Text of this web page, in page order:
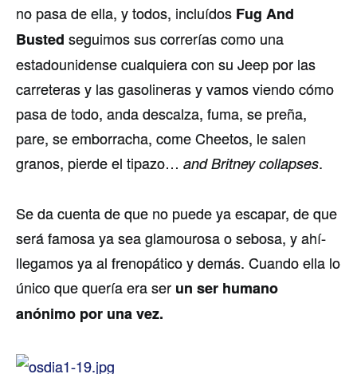
no pasa de ella, y todos, incluí­dos Fug And
Busted seguimos sus correrí­as como una
estadounidense cualquiera con su Jeep por las
carreteras y las gasolineras y vamos viendo cómo
pasa de todo, anda descalza, fuma, se preña,
pare, se emborracha, come Cheetos, le salen
granos, pierde el tipazo… and Britney collapses.
Se da cuenta de que no puede ya escapar, de que
será famosa ya sea glamourosa o sebosa, y ahí­
llegamos ya al frenopático y demás. Cuando ella lo
único que querí­a era ser un ser humano
anónimo por una vez.